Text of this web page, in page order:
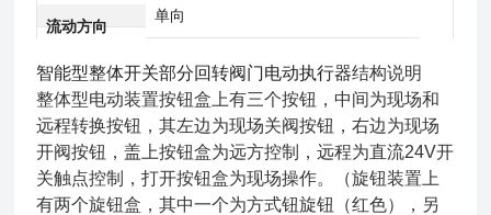
流动方向
单向
智能型整体开关部分回转阀门电动执行器结构说明
整体型电动装置按钮盒上有三个按钮，中间为现场和
远程转换按钮，其左边为现场关阀按钮，右边为现场
开阀按钮，盖上按钮盒为远方控制，远程为直流24V开
关触点控制，打开按钮盒为现场操作。（旋钮装置上
有两个旋钮盒，其中一个为方式钮旋钮（红色），另